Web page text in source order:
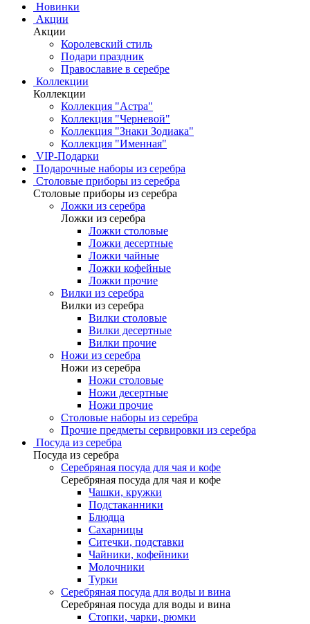
Новинки
Акции
Акции
Королевский стиль
Подари праздник
Православие в серебре
Коллекции
Коллекции
Коллекция "Астра"
Коллекция "Черневой"
Коллекция "Знаки Зодиака"
Коллекция "Именная"
VIP-Подарки
Подарочные наборы из серебра
Столовые приборы из серебра
Столовые приборы из серебра
Ложки из серебра
Ложки из серебра
Ложки столовые
Ложки десертные
Ложки чайные
Ложки кофейные
Ложки прочие
Вилки из серебра
Вилки из серебра
Вилки столовые
Вилки десертные
Вилки прочие
Ножи из серебра
Ножи из серебра
Ножи столовые
Ножи десертные
Ножи прочие
Столовые наборы из серебра
Прочие предметы сервировки из серебра
Посуда из серебра
Посуда из серебра
Серебряная посуда для чая и кофе
Серебряная посуда для чая и кофе
Чашки, кружки
Подстаканники
Блюдца
Сахарницы
Ситечки, подставки
Чайники, кофейники
Молочники
Турки
Серебряная посуда для воды и вина
Серебряная посуда для воды и вина
Стопки, чарки, рюмки